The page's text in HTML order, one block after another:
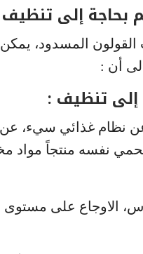
بحاجة إلى
القولون المسدود،
أن :
إلى تنظيف :
نظام غذائي سيء، عن
نفسه منتجاً مواد
الاوجاع على